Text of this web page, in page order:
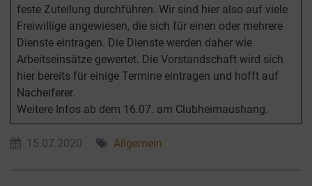
feste Zuteilung durchführen. Wir sind hier also auf viele
Freiwillige angewiesen, die sich für einen oder mehrere
Dienste eintragen. Die Dienste werden daher wie
Arbeitseinsätze gewertet. Die Vorstandschaft wird sich
hier bereits für einige Termine eintragen und hofft auf
Nacheiferer.
Weitere Infos ab dem 16.07. am Clubheimaushang.
15.07.2020 Allgemein